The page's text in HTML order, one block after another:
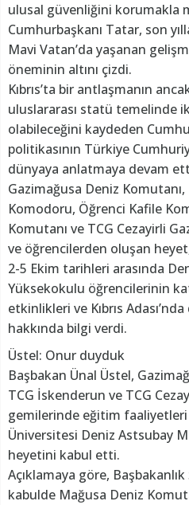
ulusal güvenliğini korumakla
Cumhurbaşkanı Tatar, son
Mavi Vatan’da yaşanan
öneminin altını çizdi.
Kıbrıs’ta bir antlaşmanın
uluslararası statü temelinde
olabileceğini kaydeden
politikasının Türkiye
dünyaya anlatmaya devam
Gazimağusa Deniz
Komodoru, Öğrenci Kafile
Komutanı ve TCG Cezayirli
ve öğrencilerden oluşan
2-5 Ekim tarihleri arasında
Yüksekokulu öğrencilerinin
etkinlikleri ve Kıbrıs
hakkında bilgi verdi.
Üstel: Onur duyduk
Başbakan Ünal Üstel,
TCG İskenderun ve TCG
gemilerinde eğitim
Üniversitesi Deniz Astsubay
heyetini kabul etti.
Açıklamaya göre,
kabulde Mağusa Deniz